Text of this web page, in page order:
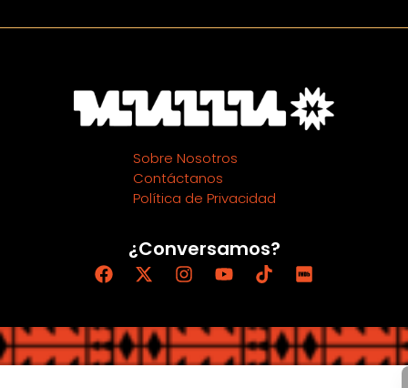
Sobre Nosotros
Contáctanos
Política de Privacidad
¿Conversamos?